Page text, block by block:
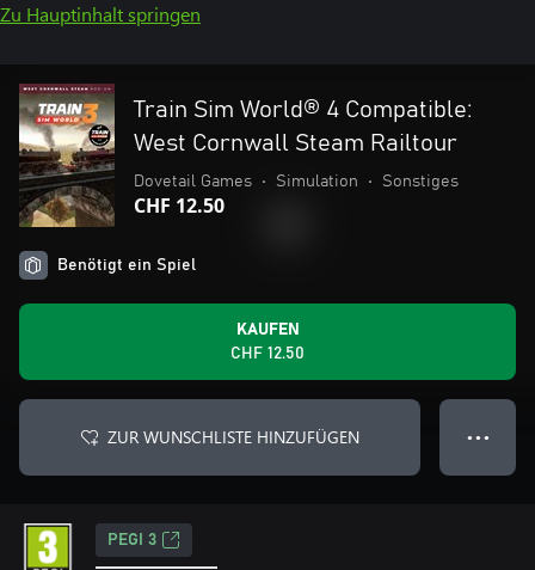
Zu Hauptinhalt springen
Train Sim World® 4 Compatible:
West Cornwall Steam Railtour
Dovetail Games • Simulation • Sonstiges
CHF 12.50
Benötigt ein Spiel
KAUFEN
CHF 12.50
ZUR WUNSCHLISTE HINZUFÜGEN ● ● ●
PEGI 3